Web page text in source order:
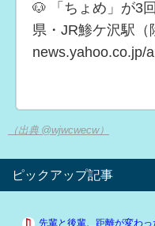
🐶 「ちょめ」が3
県・JR鯵ケ沢駅（
news.yahoo.co.jp/
（出典 @wjwcwecw）
ピックアップ記事